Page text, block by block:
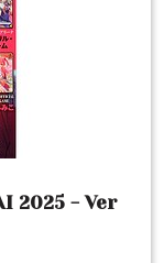
2025 - Ver